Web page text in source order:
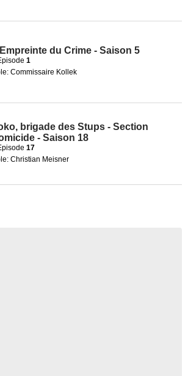
du Crime - Saison 5
1
Commissaire Kollek
brigade des Stups - Section
- Saison 18
17
Christian Meisner